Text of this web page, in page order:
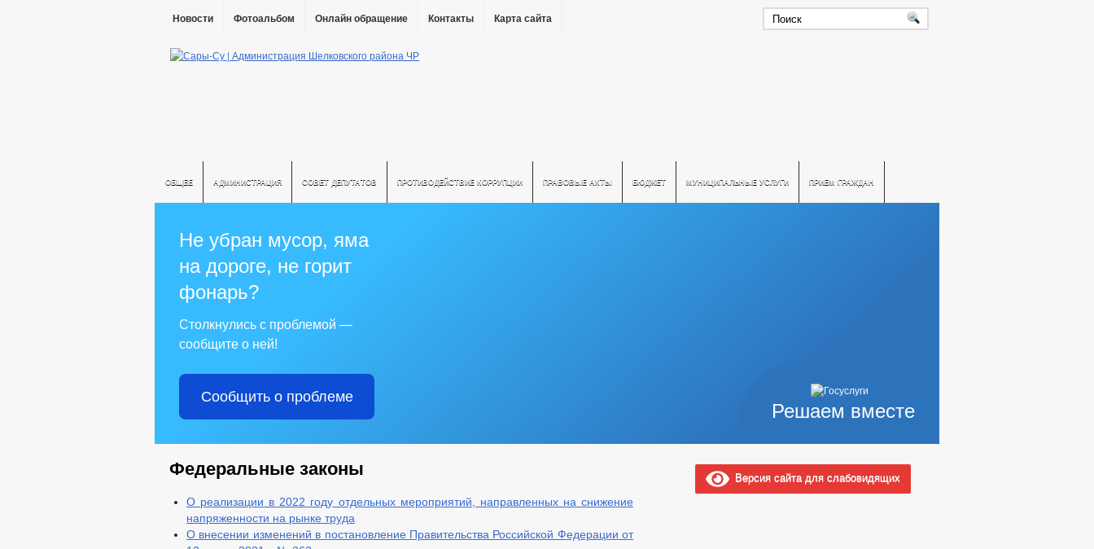
Новости Фотоальбом Онлайн обращение Контакты Карта сайта
ОБЩЕЕ АДМИНИСТРАЦИЯ СОВЕТ ДЕПУТАТОВ ПРОТИВОДЕЙСТВИЕ КОРРУПЦИИ ПРАВОВЫЕ АКТЫ БЮДЖЕТ МУНИЦИПАЛЬНЫЕ УСЛУГИ ПРИЕМ ГРАЖДАН
Решаем вместе
Не убран мусор, яма
на дороге, не горит
фонарь?
Столкнулись с проблемой —
сообщите о ней!
Сообщить о проблеме
Федеральные законы
О реализации в 2022 году отдельных мероприятий, направленных на снижение
напряженности на рынке труда
О внесении изменений в постановление Правительства Российской Федерации от
Версия сайта для слабовидящих